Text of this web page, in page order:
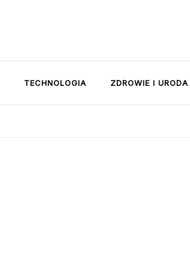
TECHNOLOGIA ZDROWIE I URODA